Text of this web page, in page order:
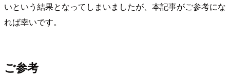
いという結果となってしまいましたが、本記事がご参考にな
れば幸いです。
ご参考